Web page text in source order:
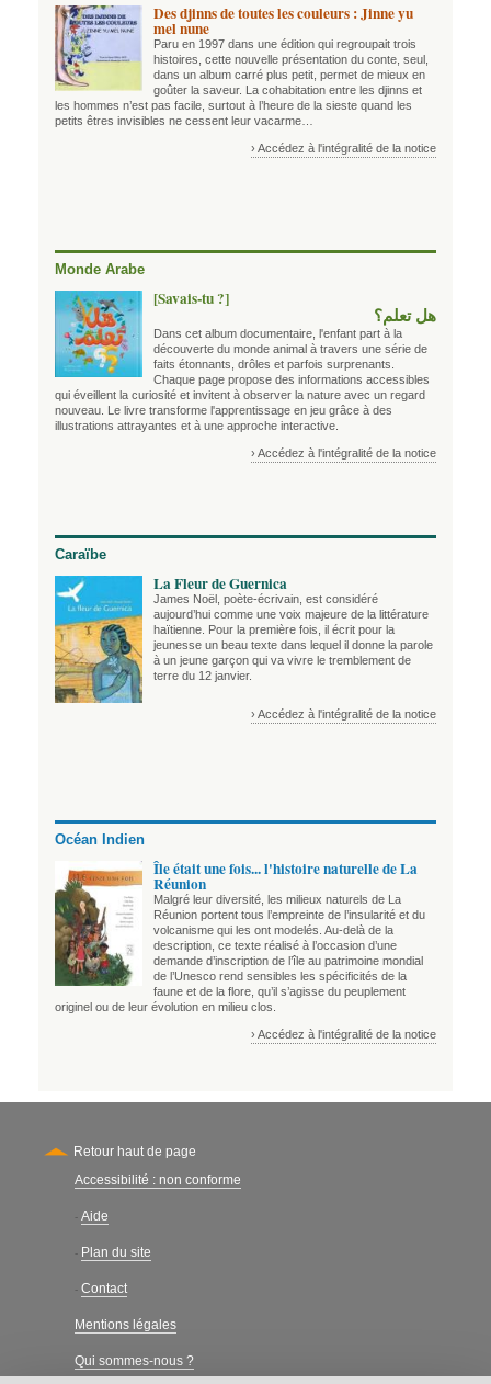
Des djinns de toutes les couleurs : Jinne yu
mel nune
Paru en 1997 dans une édition qui regroupait trois
histoires, cette nouvelle présentation du conte, seul,
dans un album carré plus petit, permet de mieux en
goûter la saveur. La cohabitation entre les djinns et
les hommes n’est pas facile, surtout à l’heure de la sieste quand les
petits êtres invisibles ne cessent leur vacarme…
› Accédez à l'intégralité de la notice
Monde Arabe
[Savais-tu ?]
هل تعلم؟
Dans cet album documentaire, l'enfant part à la
découverte du monde animal à travers une série de
faits étonnants, drôles et parfois surprenants.
Chaque page propose des informations accessibles
qui éveillent la curiosité et invitent à observer la nature avec un regard
nouveau. Le livre transforme l'apprentissage en jeu grâce à des
illustrations attrayantes et à une approche interactive.
› Accédez à l'intégralité de la notice
Caraïbe
La Fleur de Guernica
James Noël, poète-écrivain, est considéré
aujourd’hui comme une voix majeure de la littérature
haïtienne. Pour la première fois, il écrit pour la
jeunesse un beau texte dans lequel il donne la parole
à un jeune garçon qui va vivre le tremblement de
terre du 12 janvier.
› Accédez à l'intégralité de la notice
Océan Indien
Île était une fois... l'histoire naturelle de La
Réunion
Malgré leur diversité, les milieux naturels de La
Réunion portent tous l’empreinte de l’insularité et du
volcanisme qui les ont modelés. Au-delà de la
description, ce texte réalisé à l’occasion d’une
demande d’inscription de l’île au patrimoine mondial
de l’Unesco rend sensibles les spécificités de la
faune et de la flore, qu’il s’agisse du peuplement
originel ou de leur évolution en milieu clos.
› Accédez à l'intégralité de la notice
Retour haut de page
Secondary
Accessibilité : non conforme
- Aide
- Plan du site
- Contact
Mentions légales
Qui sommes-nous ?